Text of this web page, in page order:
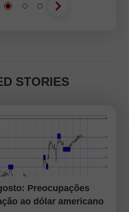
STORIES
Preocupações
ao dólar americano